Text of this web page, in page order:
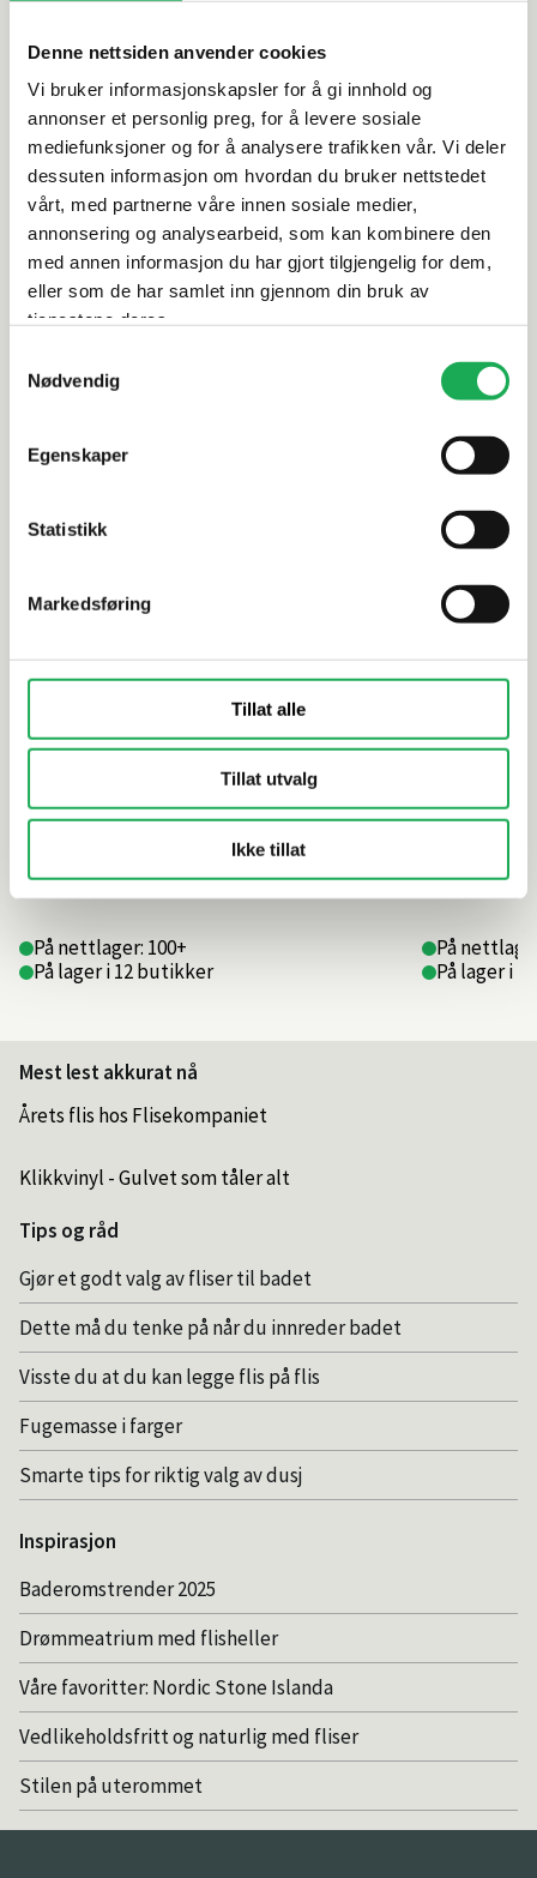
Denne nettsiden anvender cookies
Vi bruker informasjonskapsler for å gi innhold og
annonser et personlig preg, for å levere sosiale
mediefunksjoner og for å analysere trafikken vår. Vi deler
dessuten informasjon om hvordan du bruker nettstedet
vårt, med partnerne våre innen sosiale medier,
annonsering og analysearbeid, som kan kombinere den
med annen informasjon du har gjort tilgjengelig for dem,
eller som de har samlet inn gjennom din bruk av
tjenestene deres.
Nødvendig
Egenskaper
Statistikk
Markedsføring
Tillat alle
Tillat utvalg
Ikke tillat
Spesifikasjoner
Leveringsinformasjon
Dokumentasjon
Alternative produkter
849,–
På nettlager: 100+
På lager i 12 butikker
PCI
309,–
På
På lager i
Mest lest akkurat nå
Årets flis hos Flisekompaniet
Klikkvinyl - Gulvet som tåler alt
Tips og råd
Gjør et godt valg av fliser til badet
Dette må du tenke på når du innreder badet
Visste du at du kan legge flis på flis
Fugemasse i farger
Smarte tips for riktig valg av dusj
Inspirasjon
Baderomstrender 2025
Drømmeatrium med flisheller
Våre favoritter: Nordic Stone Islanda
Vedlikeholdsfritt og naturlig med fliser
Stilen på uterommet